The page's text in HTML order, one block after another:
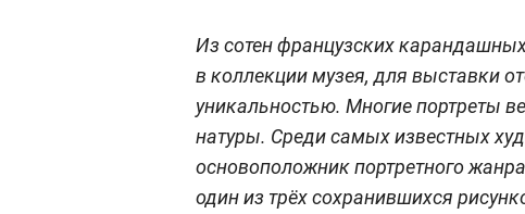
Из сотен французских
в коллекции музея, для выставки
уникальностью. Многие портреты
натуры. Среди самых известных
основоположник портретного
один из трёх сохранившихся